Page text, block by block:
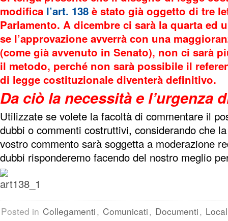
modifica l’art. 138 è stato già oggetto di tre
Parlamento. A dicembre ci sarà la quarta ed
se l’approvazione avverrà con una
(come già avvenuto in Senato), non ci sarà
il metodo, perché non sarà possibile il
di legge costituzionale diventerà definitivo.
Da ciò la necessità e l’urgenza
Utilizzate se volete la facoltà di commentare il
dubbi o commenti costruttivi, considerando che
vostro commento sarà soggetta a moderazione
dubbi risponderemo facendo del nostro meglio
Posted in Collegamenti, Comunicati, Documenti,